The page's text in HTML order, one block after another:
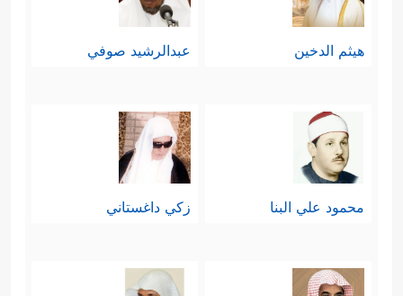
هيثم الدخين عبدالرشيد صوفي
محمود علي البنا زكي داغستاني